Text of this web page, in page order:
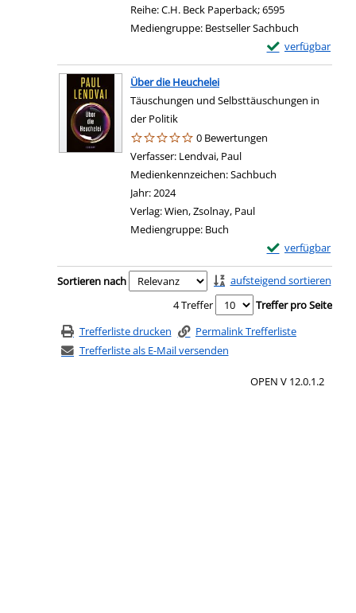
Reihe:C.H. Beck Paperback; 6595
Mediengruppe: Bestseller Sachbuch
verfügbar
Exemplar-Details
Über die Heuchelei
Täuschungen und Selbsttäuschungen in
der Politik
0 Bewertungen
Verfasser: Lendvai, Paul
Medienkennzeichen:Sachbuch
Jahr:2024
Verlag:Wien, Zsolnay, Paul
Mediengruppe: Buch
verfügbar
Exemplar-Details
Zu den Suchfiltern springen
Sortieren nach
aufsteigend sortieren
4 Treffer
Treffer pro Seite
Trefferliste drucken
Permalink Trefferliste
Trefferliste als E-Mail versenden
OPEN V 12.0.1.2